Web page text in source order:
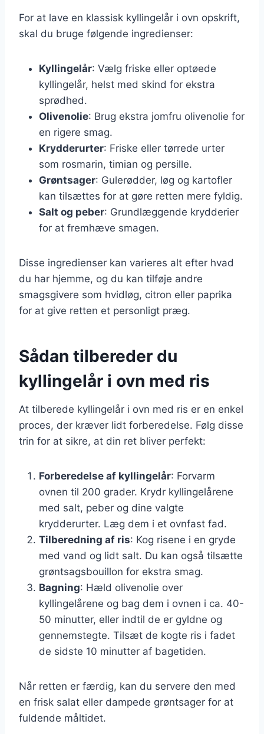
For at lave en klassisk kyllingelår i ovn opskrift,
skal du bruge følgende ingredienser:
Kyllingelår: Vælg friske eller optøede
kyllingelår, helst med skind for ekstra
sprødhed.
Olivenolie: Brug ekstra jomfru olivenolie for
en rigere smag.
Krydderurter: Friske eller tørrede urter
som rosmarin, timian og persille.
Grøntsager: Gulerødder, løg og kartofler
kan tilsættes for at gøre retten mere fyldig.
Salt og peber: Grundlæggende krydderier
for at fremhæve smagen.
Disse ingredienser kan varieres alt efter hvad
du har hjemme, og du kan tilføje andre
smagsgivere som hvidløg, citron eller paprika
for at give retten et personligt præg.
Sådan tilbereder du
kyllingelår i ovn med ris
At tilberede kyllingelår i ovn med ris er en enkel
proces, der kræver lidt forberedelse. Følg disse
trin for at sikre, at din ret bliver perfekt:
Forberedelse af kyllingelår: Forvarm
ovnen til 200 grader. Krydr kyllingelårene
med salt, peber og dine valgte
krydderurter. Læg dem i et ovnfast fad.
Tilberedning af ris: Kog risene i en gryde
med vand og lidt salt. Du kan også tilsætte
grøntsagsbouillon for ekstra smag.
Bagning: Hæld olivenolie over
kyllingelårene og bag dem i ovnen i ca. 40-
50 minutter, eller indtil de er gyldne og
gennemstegte. Tilsæt de kogte ris i fadet
de sidste 10 minutter af bagetiden.
Når retten er færdig, kan du servere den med
en frisk salat eller dampede grøntsager for at
fuldende måltidet.